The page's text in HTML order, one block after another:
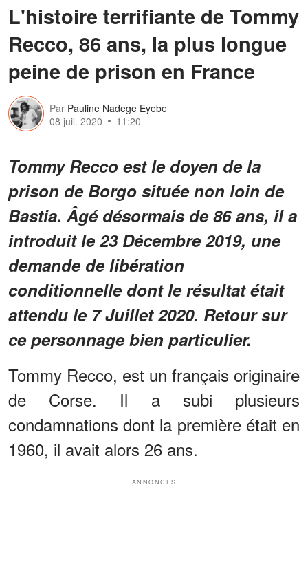
L'histoire terrifiante de Tommy
Recco, 86 ans, la plus longue
peine de prison en France
Par Pauline Nadege Eyebe
08 juil. 2020
11:20
Tommy Recco est le doyen de la
prison de Borgo située non loin de
Bastia. Âgé désormais de 86 ans, il a
introduit le 23 Décembre 2019, une
demande de libération
conditionnelle dont le résultat était
attendu le 7 Juillet 2020. Retour sur
ce personnage bien particulier.
Tommy Recco, est un français originaire
de Corse. Il a subi plusieurs
condamnations dont la première était en
1960, il avait alors 26 ans.
ANNONCES